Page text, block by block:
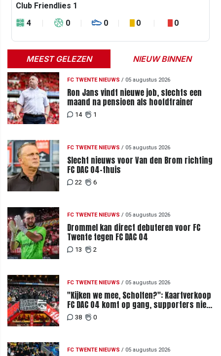
Club Friendlies 1
4
0 0 0 0
MEEST GELEZEN NIEUW BINNEN
FC TWENTE NIEUWS / 05 augustus 2026
Ron Jans vindt nieuwe job, slechts een
maand na pensioen als hoofdtrainer
14 1
FC TWENTE NIEUWS / 05 augustus 2026
Slecht nieuws voor Van den Brom richting
FC DAC 04-thuis
22 6
FC TWENTE NIEUWS / 05 augustus 2026
Drommel kan direct debuteren voor FC
Twente tegen FC DAC 04
13 2
FC TWENTE NIEUWS / 05 augustus 2026
"Kijken we mee, Scholten?": Kaartverkoop
FC DAC 04 komt op gang, supporters niet
blij met ticketprijzen
38 0
FC TWENTE NIEUWS / 05 augustus 2026